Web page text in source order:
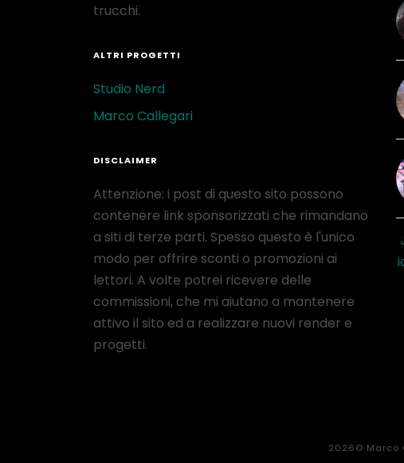
trucchi.
ALTRI PROGETTI
Studio Nerd
Marco Callegari
DISCLAIMER
Attenzione: i post di questo sito possono
contenere link sponsorizzati che rimandano
a siti di terze parti. Spesso questo è l'unico
modo per offrire sconti o promozioni ai
lettori. A volte potrei ricevere delle
commissioni, che mi aiutano a mantenere
attivo il sito ed a realizzare nuovi render e
progetti.
2026© Marco